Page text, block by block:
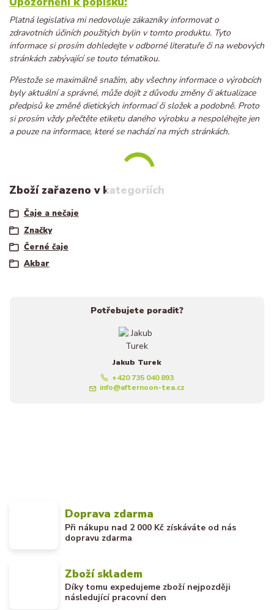
Platná legislativa mi nedovoluje zákazníky informovat o
zdravotních účiních použitých bylin v tomto produktu. Tyto
informace si prosím dohledejte v odborné literatuře či na webových
stránkách zabývající se touto tématikou.
Přestože se maximálně snažím, aby všechny informace o výrobcích
byly aktuální a správné, může dojít z důvodu změny či aktualizace
předpisů ke změně dietických informací či složek a podobně. Proto
si prosím vždy přečtěte etiketu daného výrobku a nespoléhejte jen
a pouze na informace, které se nachází na mých stránkách.
Zboží zařazeno v kategoriích
Čaje a nečaje
Značky
Černé čaje
Akbar
Potřebujete poradit?
Jakub Turek
+420 735 040 893
info@afternoon-tea.cz
Doprava zdarma
Při nákupu nad 2 000 Kč získáváte od nás
dopravu zdarma
Zboží skladem
Díky tomu expedujeme zboží nejpozději
následující pracovní den